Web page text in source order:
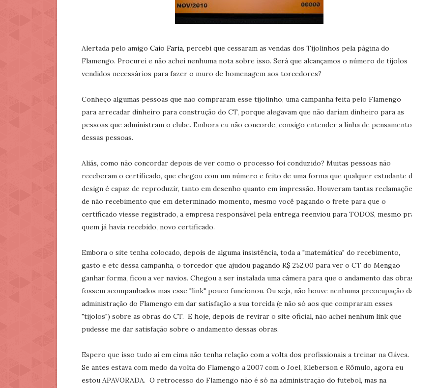
Alertada pelo amigo Caio Faria, percebi que cessaram as vendas dos Tijolinhos pela página do
Flamengo. Procurei e não achei nenhuma nota sobre isso. Será que alcançamos o número de tijolos
vendidos necessários para fazer o muro de homenagem aos torcedores?
Conheço algumas pessoas que não compraram esse tijolinho, uma campanha feita pelo Flamengo
para arrecadar dinheiro para construção do CT, porque alegavam que não dariam dinheiro para as
pessoas que administram o clube. Embora eu não concorde, consigo entender a linha de pensamento
dessas pessoas.
Aliás, como não concordar depois de ver como o processo foi conduzido? Muitas pessoas não
receberam o certificado, que chegou com um número e feito de uma forma que qualquer estudante de
design é capaz de reproduzir, tanto em desenho quanto em impressão. Houveram tantas reclamações
de não recebimento que em determinado momento, mesmo você pagando o frete para que o
certificado viesse registrado, a empresa responsável pela entrega reenviou para TODOS, mesmo pra
quem já havia recebido, novo certificado.
Embora o site tenha colocado, depois de alguma insistência, toda a "matemática" do recebimento,
gasto e etc dessa campanha, o torcedor que ajudou pagando R$ 252,00 para ver o CT do Mengão
ganhar forma, ficou a ver navios. Chegou a ser instalada uma câmera para que o andamento das obras
fossem acompanhados mas esse "link" pouco funcionou. Ou seja, não houve nenhuma preocupação da
administração do Flamengo em dar satisfação a sua torcida (e não só aos que compraram esses
"tijolos") sobre as obras do CT. E hoje, depois de revirar o site oficial, não achei nenhum link que
pudesse me dar satisfação sobre o andamento dessas obras.
Espero que isso tudo aí em cima não tenha relação com a volta dos profissionais a treinar na Gávea.
Se antes estava com medo da volta do Flamengo a 2007 com o Joel, Kleberson e Rômulo, agora eu
estou APAVORADA. O retrocesso do Flamengo não é só na administração do futebol, mas na